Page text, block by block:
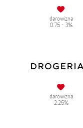
darowizna
0.75 - 3%
darowizna
2.25%